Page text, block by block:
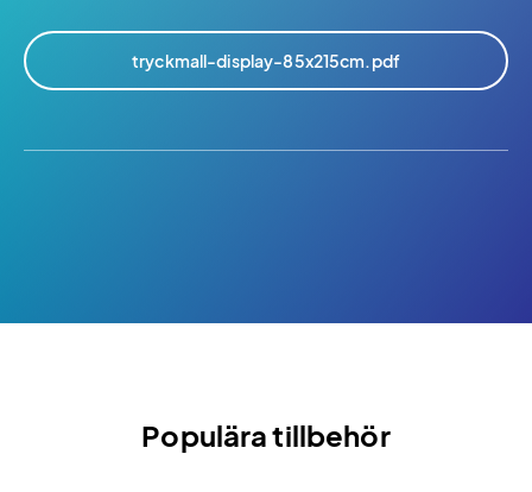
tryckmall-display-85x215cm.pdf
Populära tillbehör